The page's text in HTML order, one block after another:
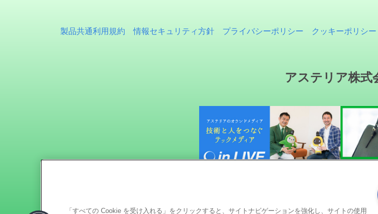
製品共通利用規約 情報セキュリティ方針 プライバシーポリシー クッキーポリシー
アステリア株式
「すべての Cookie を受け入れる」をクリックすると、サイトナビゲーションを強化し、サイトの使用